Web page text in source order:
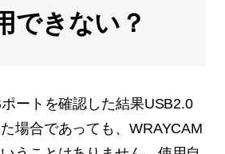
できない？
ートを確認した結果USB2.0
場合であっても、WRAYCAM